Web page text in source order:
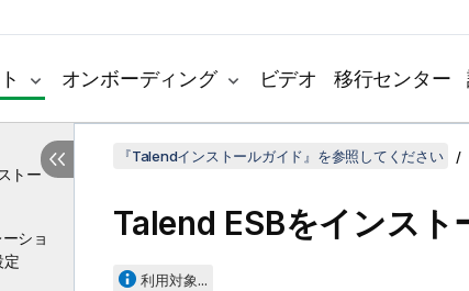
オンボーディング ビデオ 移行センター
て設
トー
ショ
定
『Talendインストールガイド』を参照してください
Talend ESBをインスト
利用対象...